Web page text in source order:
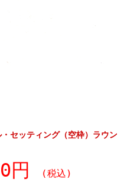
セッティング（空枠）ラウン
円 (税込)